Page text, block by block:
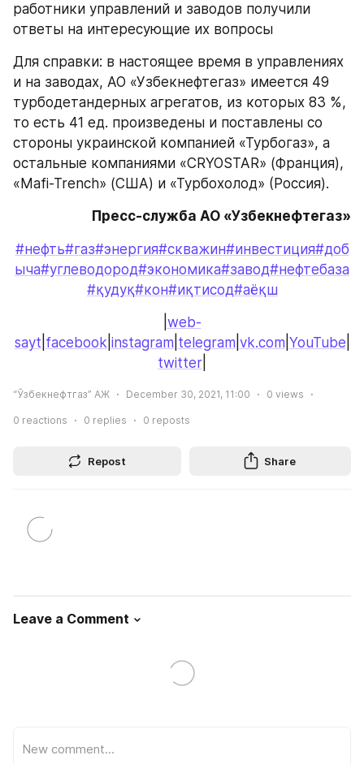
работники управлений и заводов получили
ответы на интересующие их вопросы
Для справки: в настоящее время в управлениях
и на заводах, АО «Узбекнефтегаз» имеется 49
турбодетандерных агрегатов, из которых 83 %,
то есть 41 ед. произведены и поставлены со
стороны украинской компанией «Турбогаз», а
остальные компаниями «CRYOSTAR» (Франция),
«Mafi-Trench» (США) и «Турбохолод» (Россия).
Пресс-служба АО «Узбекнефтегаз»
#нефть#газ#энергия#скважин#инвестиция#доб
ыча#углеводород#экономика#завод#нефтебаза
#қудуқ#кон#иқтисод#аёқш
web-
sayt facebook instagram telegram vk.com YouTube
twitter
“Ўзбекнефтгаз” АЖ December 30, 2021, 11:00 0 views
0 reactions 0 replies 0 reposts
Repost Share
Leave a Comment